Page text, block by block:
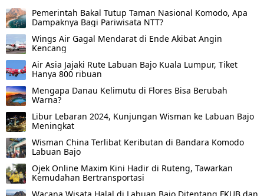
Pemerintah Bakal Tutup Taman Nasional Komodo, Apa
Dampaknya Bagi Pariwisata NTT?
Wings Air Gagal Mendarat di Ende Akibat Angin
Kencang
Air Asia Jajaki Rute Labuan Bajo Kuala Lumpur, Tiket
Hanya 800 ribuan
Mengapa Danau Kelimutu di Flores Bisa Berubah
Warna?
Libur Lebaran 2024, Kunjungan Wisman ke Labuan Bajo
Meningkat
Wisman China Terlibat Keributan di Bandara Komodo
Labuan Bajo
Ojek Online Maxim Kini Hadir di Ruteng, Tawarkan
Kemudahan Bertransportasi
Wacana Wisata Halal di Labuan Bajo Ditentang FKUB dan